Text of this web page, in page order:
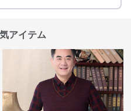
アイテム